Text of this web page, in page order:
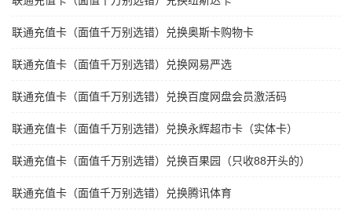
联通充值卡（面值千万别选错）兑换奥斯卡购物卡
联通充值卡（面值千万别选错）兑换网易严选
联通充值卡（面值千万别选错）兑换百度网盘会员激活码
联通充值卡（面值千万别选错）兑换永辉超市卡（实体卡）
联通充值卡（面值千万别选错）兑换百果园（只收88开头的）
联通充值卡（面值千万别选错）兑换腾讯体育